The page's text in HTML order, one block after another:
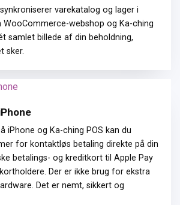
varekatalog og lager i
WooCommerce-webshop og Ka-ching
samlet billede af din beholdning,
sker.
iPhone og Ka-ching POS kan du
for kontaktløs betaling direkte på din
betalings- og kreditkort til Apple Pay
Der er ikke brug for ekstra
Det er nemt, sikkert og